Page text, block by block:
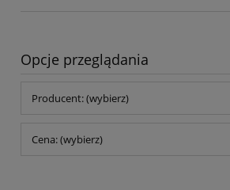
Opcje przeglądania
Producent: (wybierz)
Cena: (wybierz)